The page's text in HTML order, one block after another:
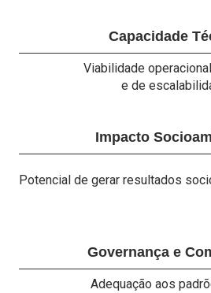
Capacidade
Viabilidade
e de
Impacto
Potencial de gerar resultados
Governança e
Adequação aos